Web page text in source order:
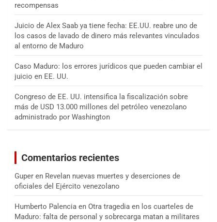
recompensas
Juicio de Alex Saab ya tiene fecha: EE.UU. reabre uno de
los casos de lavado de dinero más relevantes vinculados
al entorno de Maduro
Caso Maduro: los errores jurídicos que pueden cambiar el
juicio en EE. UU.
Congreso de EE. UU. intensifica la fiscalización sobre
más de USD 13.000 millones del petróleo venezolano
administrado por Washington
Comentarios recientes
Guper en Revelan nuevas muertes y deserciones de
oficiales del Ejército venezolano
Humberto Palencia en Otra tragedia en los cuarteles de
Maduro: falta de personal y sobrecarga matan a militares